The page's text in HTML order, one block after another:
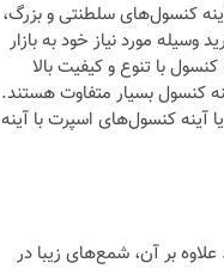
کنسول‌های سلطنتی و بزرگ،
مورد نیاز خود به بازار
با تنوع و کیفیت بالا
کنسول بسیار متفاوت هستند.
کنسول‌های سلطنتی یا آینه کنسول‌های اسپرت با آینه
بر آن، شمع‌های زیبا در